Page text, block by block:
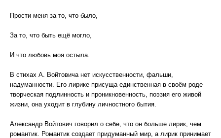
Прости меня за то, что было,
За то, что быть ещё могло,
И что любовь моя остыла.
В стихах А. Войтовича нет искусственности, фальши,
надуманности. Его лирике присуща единственная в своём роде
творческая подлинность и проникновенность, поэзия его живой
жизни, она уходит в глубину личностного бытия.
Александр Войтович говорил о себе, что он больше лирик, чем
романтик. Романтик создает придуманный мир, а лирик принимает